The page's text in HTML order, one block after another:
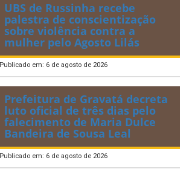
UBS de Russinha recebe
palestra de conscientização
sobre violência contra a
mulher pelo Agosto Lilás
Publicado em: 6 de agosto de 2026
Prefeitura de Gravatá decreta
luto oficial de três dias pelo
falecimento de Maria Dulce
Bandeira de Sousa Leal
Publicado em: 6 de agosto de 2026